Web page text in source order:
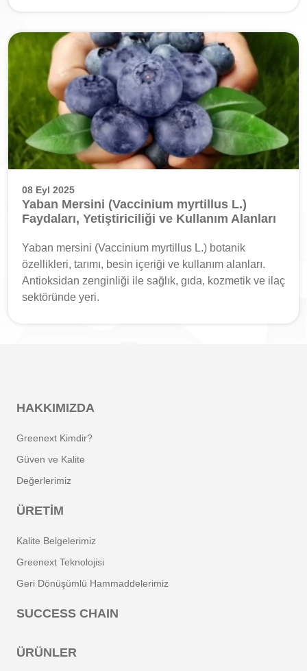
08 Eyl 2025
Yaban Mersini (Vaccinium myrtillus L.)
Faydaları, Yetiştiriciliği ve Kullanım Alanları
Yaban mersini (Vaccinium myrtillus L.) botanik
özellikleri, tarımı, besin içeriği ve kullanım alanları.
Antioksidan zenginliği ile sağlık, gıda, kozmetik ve ilaç
sektöründe yeri.
HAKKIMIZDA
Greenext Kimdir?
Güven ve Kalite
Değerlerimiz
ÜRETIM
Kalite Belgelerimiz
Greenext Teknolojisi
Geri Dönüşümlü Hammaddelerimiz
SUCCESS CHAIN
ÜRÜNLER